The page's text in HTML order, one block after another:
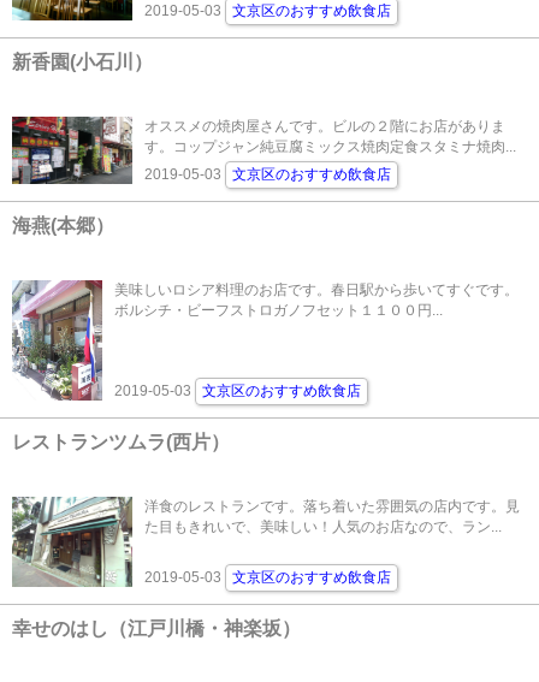
2019-05-03 文京区のおすすめ飲食店
新香園(小石川）
オススメの焼肉屋さんです。ビルの２階にお店がありま
す。コップジャン純豆腐ミックス焼肉定食スタミナ焼肉...
2019-05-03
文京区のおすすめ飲食店
海燕(本郷）
美味しいロシア料理のお店です。春日駅から歩いてすぐです。
ボルシチ・ビーフストロガノフセット１１００円...
2019-05-03 文京区のおすすめ飲食店
レストランツムラ(西片）
洋食のレストランです。落ち着いた雰囲気の店内です。見
た目もきれいで、美味しい！人気のお店なので、ラン...
2019-05-03 文京区のおすすめ飲食店
幸せのはし（江戸川橋・神楽坂）